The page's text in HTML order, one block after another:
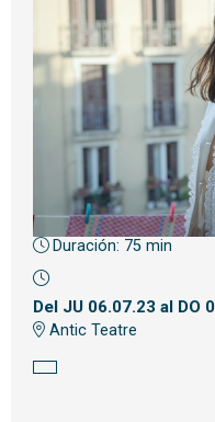
Diapositiva 1 de 1
Duración: 75 min
Del JU 06.07.23 al DO
Antic Teatre